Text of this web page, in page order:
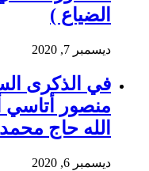
الضياع )
ديسمبر 7, 2020
في الذكرى
منصور أتاسي
الله حاج محمد
ديسمبر 6, 2020